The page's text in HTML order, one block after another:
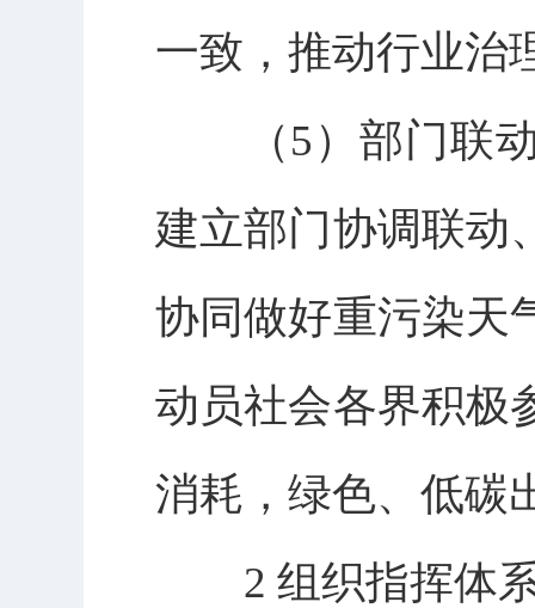
一致，推动行业治
（5）部门联动
建立部门协调联动
协同做好重污染天
动员社会各界积极
消耗，绿色、低碳
2 组织指挥体